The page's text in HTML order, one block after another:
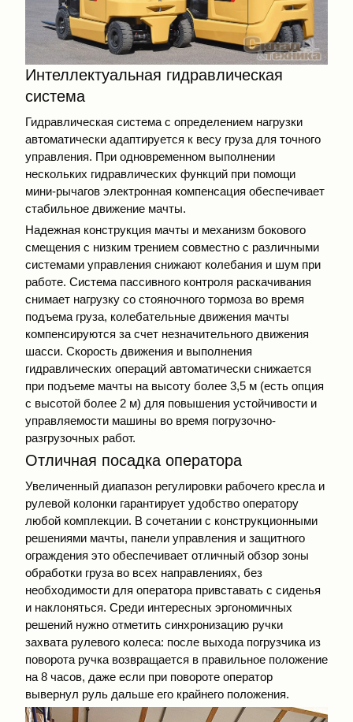
Интеллектуальная гидравлическая
система
Гидравлическая система с определением нагрузки
автоматически адаптируется к весу груза для точного
управления. При одновременном выполнении
нескольких гидравлических функций при помощи
мини-рычагов электронная компенсация обеспечивает
стабильное движение мачты.
Надежная конструкция мачты и механизм бокового
смещения с низким трением совместно с различными
системами управления снижают колебания и шум при
работе. Система пассивного контроля раскачивания
снимает нагрузку со стояночного тормоза во время
подъема груза, колебательные движения мачты
компенсируются за счет незначительного движения
шасси. Скорость движения и выполнения
гидравлических операций автоматически снижается
при подъеме мачты на высоту более 3,5 м (есть опция
с высотой более 2 м) для повышения устойчивости и
управляемости машины во время погрузочно-
разгрузочных работ.
Отличная посадка оператора
Увеличенный диапазон регулировки рабочего кресла и
рулевой колонки гарантирует удобство оператору
любой комплекции. В сочетании с конструкционными
решениями мачты, панели управления и защитного
ограждения это обеспечивает отличный обзор зоны
обработки груза во всех направлениях, без
необходимости для оператора привставать с сиденья
и наклоняться. Среди интересных эргономичных
решений нужно отметить синхронизацию ручки
захвата рулевого колеса: после выхода погрузчика из
поворота ручка возвращается в правильное положение
на 8 часов, даже если при повороте оператор
вывернул руль дальше его крайнего положения.